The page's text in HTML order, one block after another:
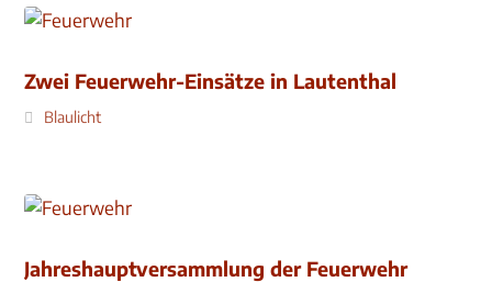
Zwei Feuerwehr-Einsätze in Lautenthal
Blaulicht
Jahreshauptversammlung der Feuerwehr